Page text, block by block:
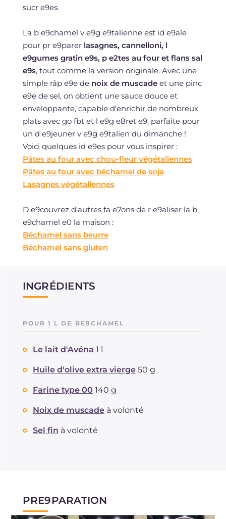
sucr e9es.
La b e9chamel v e9g e9talienne est id e9ale
pour pr e9parer lasagnes, cannelloni, l
e9gumes gratin e9s, p e2tes au four et flans sal
e9s, tout comme la version originale. Avec une
simple râp e9e de noix de muscadeet une pinc
e9e de sel, on obtient une sauce douce et
enveloppante, capable d'enrichir de nombreux
plats avec go fbt et l e9g e8ret e9, parfaite pour
un d e9jeuner v e9g e9talien du dimanche !
Voici quelques id e9es pour vous inspirer :
Pâtes au four avec chou-fleur végétaliennes
Pâtes au four avec béchamel de soja
Lasagnes végétaliennes
D e9couvrez d'autres fa e7ons de r e9aliser la b
e9chamel e0 la maison :
Béchamel sans beurre
Béchamel sans gluten
INGRÉDIENTS
POUR 1 L DE BE9CHAMEL
Le lait d'Avéna 1 l
Huile d'olive extra vierge 50 g
Farine type 00 140 g
Noix de muscade à volonté
Sel fin à volonté
PRE9PARATION